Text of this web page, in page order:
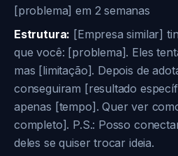
[problema] em 2 semanas
Estrutura: [Empresa similar]
que você: [problema]. Eles
mas [limitação]. Depois de
conseguiram [resultado
apenas [tempo]. Quer ver
completo]. P.S.: Posso
deles se quiser trocar ideia.